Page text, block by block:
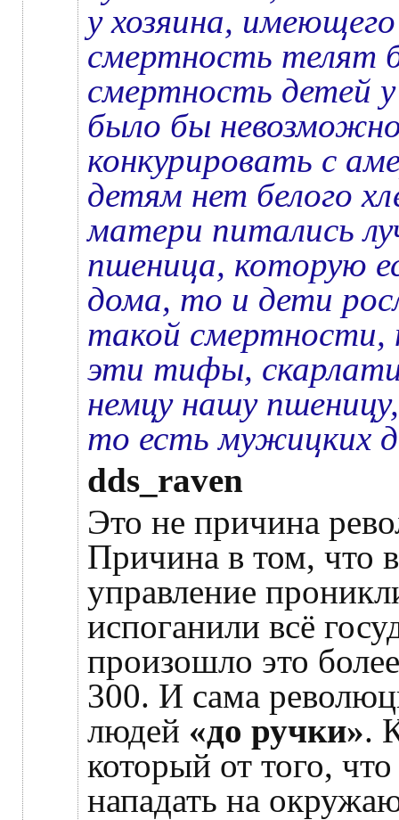
у хозяина,
смертность телят
смертность детей
было бы
конкурировать с
детям нет белого
матери питались
пшеница, которую
дома, то и дети
такой смертности,
эти тифы,
немцу нашу
то есть мужицких
dds_raven
Это не причина
Причина в том, что
управление
испоганили всё
произошло это
300. И сама
людей «до ручки».
который от того,
нападать на